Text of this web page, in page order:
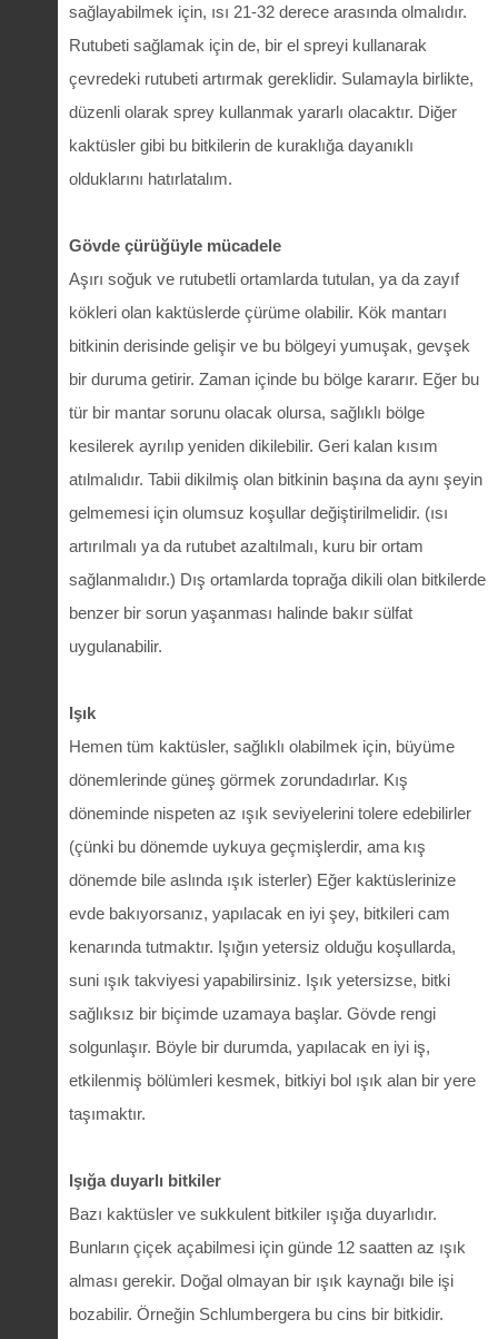
sağlayabilmek için, ısı 21-32 derece arasında olmalıdır.
Rutubeti sağlamak için de, bir el spreyi kullanarak
çevredeki rutubeti artırmak gereklidir. Sulamayla birlikte,
düzenli olarak sprey kullanmak yararlı olacaktır. Diğer
kaktüsler gibi bu bitkilerin de kuraklığa dayanıklı
olduklarını hatırlatalım.
Gövde çürüğüyle mücadele
Aşırı soğuk ve rutubetli ortamlarda tutulan, ya da zayıf
kökleri olan kaktüslerde çürüme olabilir. Kök mantarı
bitkinin derisinde gelişir ve bu bölgeyi yumuşak, gevşek
bir duruma getirir. Zaman içinde bu bölge kararır. Eğer bu
tür bir mantar sorunu olacak olursa, sağlıklı bölge
kesilerek ayrılıp yeniden dikilebilir. Geri kalan kısım
atılmalıdır. Tabii dikilmiş olan bitkinin başına da aynı şeyin
gelmemesi için olumsuz koşullar değiştirilmelidir. (ısı
artırılmalı ya da rutubet azaltılmalı, kuru bir ortam
sağlanmalıdır.) Dış ortamlarda toprağa dikili olan bitkilerde
benzer bir sorun yaşanması halinde bakır sülfat
uygulanabilir.
Işık
Hemen tüm kaktüsler, sağlıklı olabilmek için, büyüme
dönemlerinde güneş görmek zorundadırlar. Kış
döneminde nispeten az ışık seviyelerini tolere edebilirler
(çünki bu dönemde uykuya geçmişlerdir, ama kış
dönemde bile aslında ışık isterler) Eğer kaktüslerinize
evde bakıyorsanız, yapılacak en iyi şey, bitkileri cam
kenarında tutmaktır. Işığın yetersiz olduğu koşullarda,
suni ışık takviyesi yapabilirsiniz. Işık yetersizse, bitki
sağlıksız bir biçimde uzamaya başlar. Gövde rengi
solgunlaşır. Böyle bir durumda, yapılacak en iyi iş,
etkilenmiş bölümleri kesmek, bitkiyi bol ışık alan bir yere
taşımaktır.
Işığa duyarlı bitkiler
Bazı kaktüsler ve sukkulent bitkiler ışığa duyarlıdır.
Bunların çiçek açabilmesi için günde 12 saatten az ışık
alması gerekir. Doğal olmayan bir ışık kaynağı bile işi
bozabilir. Örneğin Schlumbergera bu cins bir bitkidir.